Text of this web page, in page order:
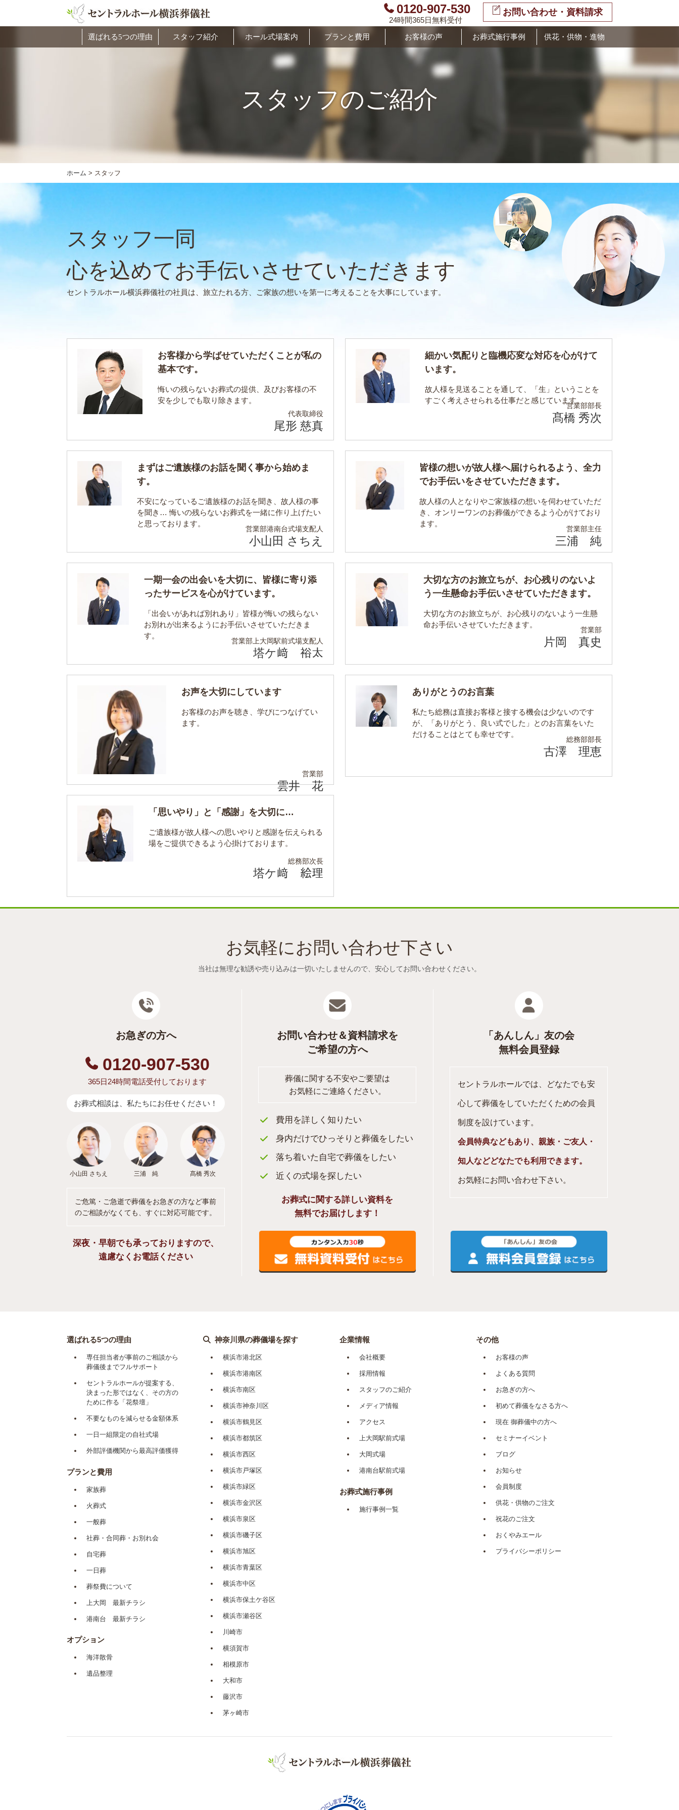
0120-907-530
24時間365日無料受付
お問い合わせ・資料請求
選ばれる5つの理由 スタッフ紹介 ホール式場案内 プランと費用 お客様の声 お葬式施行事例 供花・供物・進物
スタッフのご紹介
ホーム > スタッフ
スタッフ一同
心を込めてお手伝いさせていただきます
セントラルホール横浜葬儀社の社員は、旅立たれる方、ご家族の想いを第一に考えることを大事にしています。
お客様から学ばせていただくことが私の
基本です。
悔いの残らないお葬式の提供、及びお客様の不
安を少しでも取り除きます。
代表取締役
尾形 慈真
細かい気配りと臨機応変な対応を心がけて
います。
故人様を見送ることを通して、「生」ということを
すごく考えさせられる仕事だと感じています。
営業部部長
髙橋 秀次
まずはご遺族様のお話を聞く事から始めま
す。
不安になっているご遺族様のお話を聞き、故人様の事
を聞き… 悔いの残らないお葬式を一緒に作り上げたい
と思っております。
営業部港南台式場支配人
小山田 さちえ
皆様の想いが故人様へ届けられるよう、全力
でお手伝いをさせていただきます。
故人様の人となりやご家族様の想いを伺わせていただ
き、オンリーワンのお葬儀ができるよう心がけており
ます。
営業部主任
三浦 純
一期一会の出会いを大切に、皆様に寄り添
ったサービスを心がけています。
「出会いがあれば別れあり」皆様が悔いの残らない
お別れが出来るようにお手伝いさせていただきま
す。
営業部上大岡駅前式場支配人
塔ケ﨑 裕太
大切な方のお旅立ちが、お心残りのないよ
う一生懸命お手伝いさせていただきます。
大切な方のお旅立ちが、お心残りのないよう一生懸
命お手伝いさせていただきます。
営業部
片岡 真史
お声を大切にしています
お客様のお声を聴き、学びにつなげてい
ます。
営業部
雲井 花
ありがとうのお言葉
私たち総務は直接お客様と接する機会は少ないのです
が、「ありがとう、良い式でした」とのお言葉をいた
だけることはとても幸せです。
総務部部長
古澤 理恵
「思いやり」と「感謝」を大切に…
ご遺族様が故人様への思いやりと感謝を伝えられる
場をご提供できるよう心掛けております。
総務部次長
塔ケ﨑 絵理
お気軽にお問い合わせ下さい
当社は無理な勧誘や売り込みは一切いたしませんので、 安心してお問い合わせください。
お急ぎの方へ
0120-907-530
365日24時間電話受付しております
お葬式相談は、私たちにお任せください！
小山田 さちえ 三浦 純 髙橋 秀次
ご危篤・ご急逝で葬儀をお急ぎの方など事前
のご相談がなくても、すぐに対応可能です。
深夜・早朝でも承っておりますので、
遠慮なくお電話ください
お問い合わせ＆資料請求を
ご希望の方へ
葬儀に関する不安やご要望は
お気軽にご連絡ください。
費用を詳しく知りたい
身内だけでひっそりと葬儀をしたい
落ち着いた自宅で葬儀をしたい
近くの式場を探したい
お葬式に関する詳しい資料を
無料でお届けします！
「あんしん」友の会
無料会員登録
セントラルホールでは、どなたでも安
心して葬儀をしていただくための会員
制度を設けています。
会員特典などもあり、親族・ご友人・
知人などどなたでも利用できます。
お気軽にお問い合わせ下さい。
選ばれる5つの理由
専任担当者が事前のご相談から
葬儀後までフルサポート
セントラルホールが提案する、
決まった形ではなく、その方の
ために作る「花祭壇」
不要なものを減らせる金額体系
一日一組限定の自社式場
外部評価機関から最高評価獲得
プランと費用
家族葬
火葬式
一般葬
社葬・合同葬・お別れ会
自宅葬
一日葬
葬祭費について
上大岡 最新チラシ
港南台 最新チラシ
オプション
海洋散骨
遺品整理
神奈川県の葬儀場を探す
横浜市港北区
横浜市港南区
横浜市南区
横浜市神奈川区
横浜市鶴見区
横浜市都筑区
横浜市西区
横浜市戸塚区
横浜市緑区
横浜市金沢区
横浜市泉区
横浜市磯子区
横浜市旭区
横浜市青葉区
横浜市中区
横浜市保土ケ谷区
横浜市瀬谷区
川崎市
横須賀市
相模原市
大和市
藤沢市
茅ヶ崎市
企業情報
会社概要
採用情報
スタッフのご紹介
メディア情報
アクセス
上大岡駅前式場
大岡式場
港南台駅前式場
お葬式施行事例
施行事例一覧
その他
お客様の声
よくある質問
お急ぎの方へ
初めて葬儀をなさる方へ
現在 御葬儀中の方へ
セミナーイベント
ブログ
お知らせ
会員制度
供花・供物のご注文
祝花のご注文
おくやみエール
プライバシーポリシー